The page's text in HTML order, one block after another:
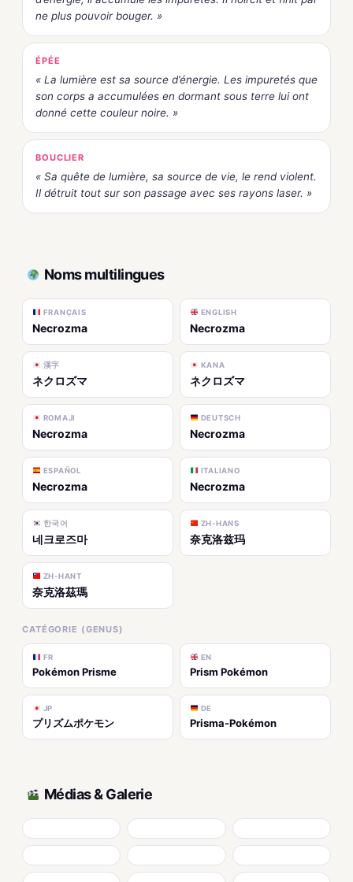
ne plus pouvoir bouger. »
ÉPÉE
« La lumière est sa source d’énergie. Les impuretés que
son corps a accumulées en dormant sous terre lui ont
donné cette couleur noire. »
BOUCLIER
« Sa quête de lumière, sa source de vie, le rend violent.
Il détruit tout sur son passage avec ses rayons laser. »
Noms multilingues
FRANÇAIS
Necrozma
ENGLISH
Necrozma
漢字
ネクロズマ
KANA
ネクロズマ
ROMAJI
Necrozma
DEUTSCH
Necrozma
ESPAÑOL
Necrozma
ITALIANO
Necrozma
한국어
네크로즈마
ZH-HANS
奈克洛兹玛
ZH-HANT
奈克洛茲瑪
CATÉGORIE (GENUS)
FR
Pokémon Prisme
EN
Prism Pokémon
JP
プリズムポケモン
DE
Prisma-Pokémon
Médias & Galerie